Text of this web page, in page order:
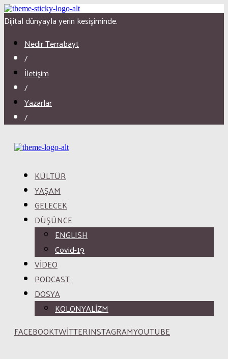
Dijital dünyayla yerin kesişiminde.
Nedir Terrabayt
/
İletişim
/
Yazarlar
/
KÜLTÜR
YAŞAM
GELECEK
DÜŞÜNCE
ENGLISH
Covid-19
VİDEO
PODCAST
DOSYA
KOLONYALİZM
FACEBOOKTWITTERINSTAGRAMYOUTUBE